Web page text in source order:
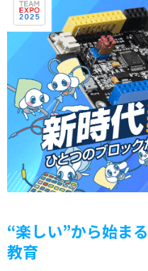
“楽しい”から始ま
教育